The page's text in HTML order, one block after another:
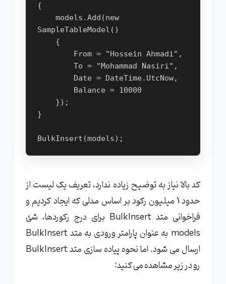
{
models.Add(new
SampleTableModel()
{
From = "Hossein Ahmadi",
To = "Mohammad Nasiri",
Date = DateTime.UtcNow,
Balance = 10000
});
}
BulkInsert(models);
کد بالا نیاز به توضیح زیاده ندارد، تعریف یک لیست از
حدود 1 میلیون رکود بر اساس مدلی که ایجاد کردیم و
فراخوانی متد BulkInsert برای درج رکوردها، شئ
models به عنوان پارامتر ورودی به متد BulkInsert
ارسال می شود. اما نحوه پیاده سازی متد BulkInsert
رو در زیر مشاهده می کنید: